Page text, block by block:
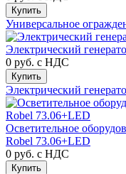
Купить
Универсальное
Электрический
0 руб. с НДС
Купить
Электрический
Осветительное
Robel 73.06+LED
0 руб. с НДС
Купить